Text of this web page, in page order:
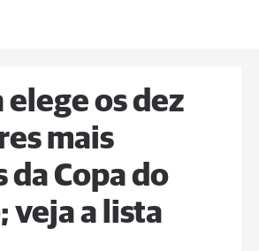
elege os dez
mais
Copa do
veja a lista